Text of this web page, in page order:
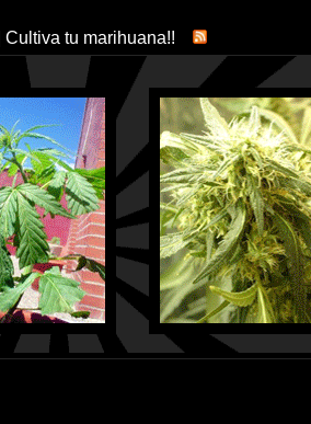
| Cultiva tu marihuana!!